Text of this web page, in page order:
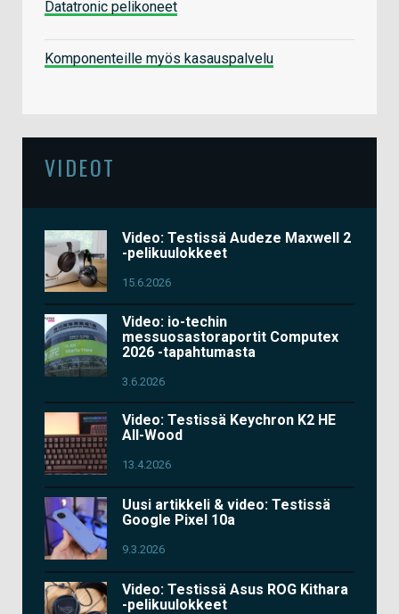
Datatronic pelikoneet
Komponenteille myös kasauspalvelu
VIDEOT
Video: Testissä Audeze Maxwell 2
-pelikuulokkeet
15.6.2026
Video: io-techin
messuosastoraportit Computex
2026 -tapahtumasta
3.6.2026
Video: Testissä Keychron K2 HE
All-Wood
13.4.2026
Uusi artikkeli & video: Testissä
Google Pixel 10a
9.3.2026
Video: Testissä Asus ROG Kithara
-pelikuulokkeet